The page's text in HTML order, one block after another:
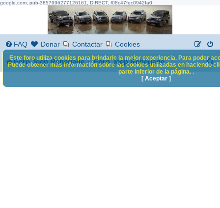
google.com, pub-3857996277126161, DIRECT, f08c47fec0942fa0
FAQ Donar Contactar Cookies
Foro Jeep Renegade Foro Jeep Renegade
B
s
Este foro utiliza cookies para brindarle la mejor experiencia. Para poder
Puede obtener más información sobre las cookies utilizadas en haciendo
parte inferior de la página. .
[ Aceptar ]